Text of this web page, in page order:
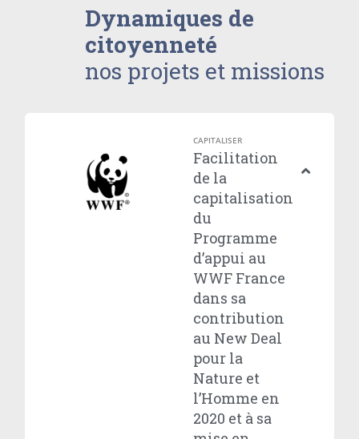
Dynamiques de
citoyenneté
nos projets et missions
CAPITALISER
Facilitation
de la
capitalisation
du
Programme
d’appui au
WWF France
dans sa
contribution
au New Deal
pour la
Nature et
l’Homme en
2020 et à sa